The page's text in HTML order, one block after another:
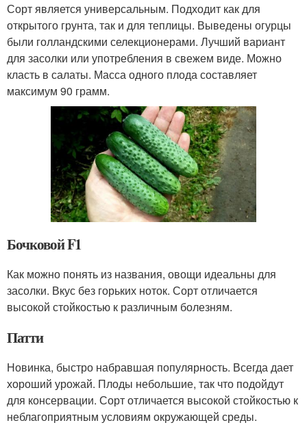
Сорт является универсальным. Подходит как для
открытого грунта, так и для теплицы. Выведены огурцы
были голландскими селекционерами. Лучший вариант
для засолки или употребления в свежем виде. Можно
класть в салаты. Масса одного плода составляет
максимум 90 грамм.
Бочковой F1
Как можно понять из названия, овощи идеальны для
засолки. Вкус без горьких ноток. Сорт отличается
высокой стойкостью к различным болезням.
Патти
Новинка, быстро набравшая популярность. Всегда дает
хороший урожай. Плоды небольшие, так что подойдут
для консервации. Сорт отличается высокой стойкостью к
неблагоприятным условиям окружающей среды.